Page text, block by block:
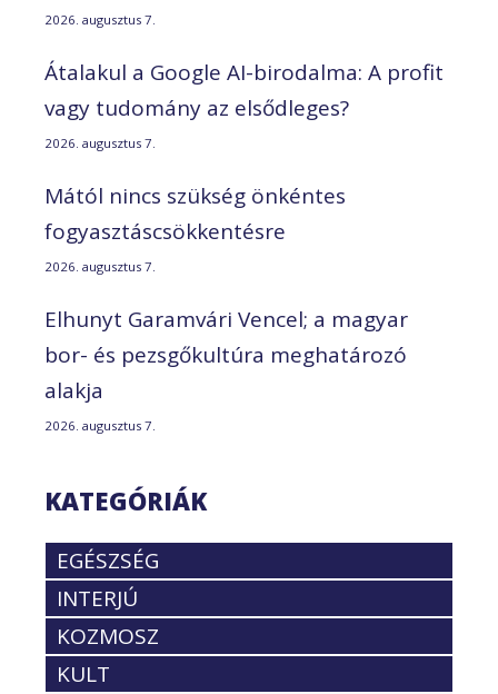
2026. augusztus 7.
Átalakul a Google AI-birodalma: A profit
vagy tudomány az elsődleges?
2026. augusztus 7.
Mától nincs szükség önkéntes
fogyasztáscsökkentésre
2026. augusztus 7.
Elhunyt Garamvári Vencel; a magyar
bor- és pezsgőkultúra meghatározó
alakja
2026. augusztus 7.
KATEGÓRIÁK
EGÉSZSÉG
INTERJÚ
KOZMOSZ
KULT